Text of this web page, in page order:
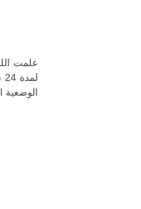
علمت
الوضعية